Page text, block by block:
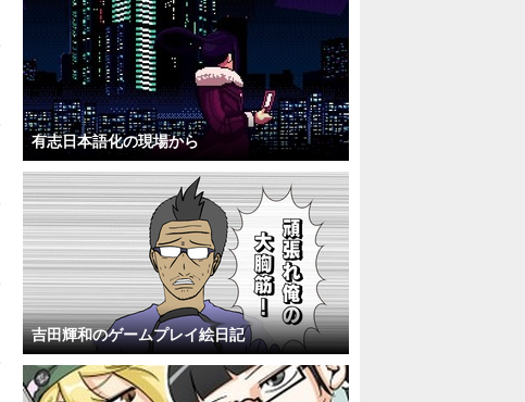
有志日本語化の現場から
吉田輝和のゲームプレイ絵日記